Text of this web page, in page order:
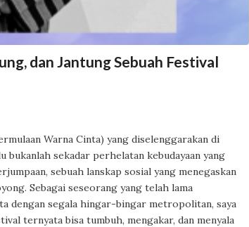
dan Jantung Sebuah Festival
Warna Cinta) yang diselenggarakan di
bukanlah sekadar perhelatan kebudayaan yang
sebuah lanskap sosial yang menegaskan
Sebagai seseorang yang telah lama
dengan segala hingar-bingar metropolitan, saya
ternyata bisa tumbuh, mengakar, dan menyala